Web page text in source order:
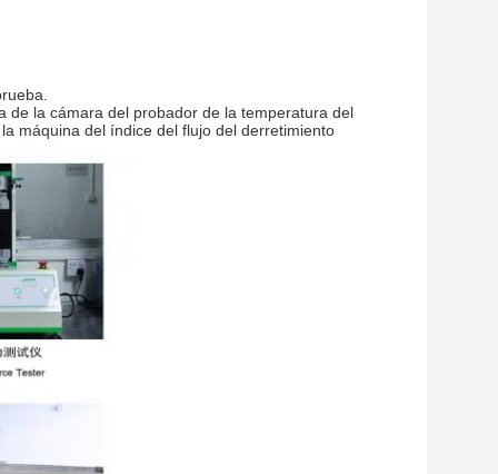
de la cámara del probador de la temperatura del
máquina del índice del flujo del derretimiento